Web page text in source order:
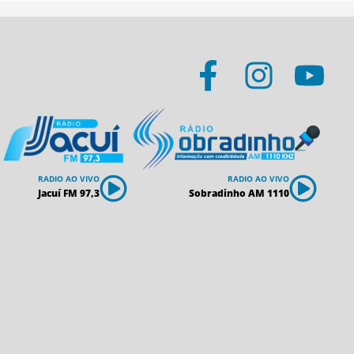
RADIO AO VIVO
Jacuí FM 97,3
RADIO AO VIVO
Sobradinho AM 1110